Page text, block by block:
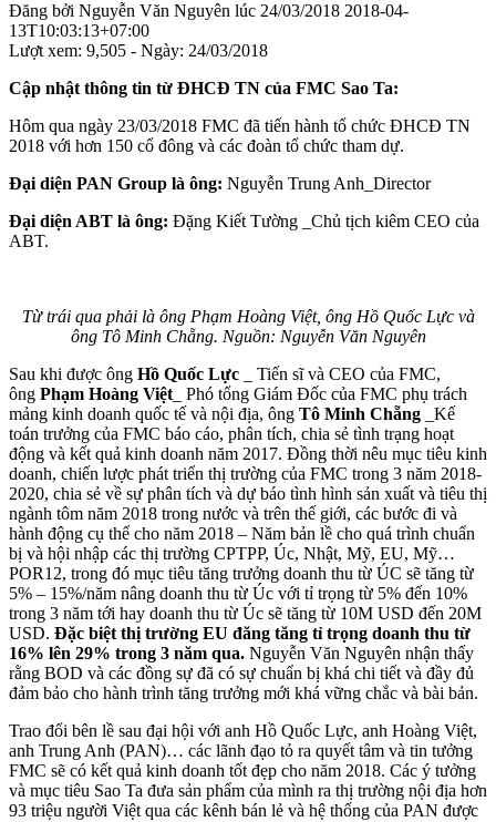
Đăng bởi Nguyễn Văn Nguyên lúc 24/03/2018 2018-04-
13T10:03:13+07:00
Lượt xem: 9,505 - Ngày: 24/03/2018
Cập nhật thông tin từ ĐHCĐ TN của FMC Sao Ta:
Hôm qua ngày 23/03/2018 FMC đã tiến hành tổ chức ĐHCĐ TN
2018 với hơn 150 cổ đông và các đoàn tổ chức tham dự.
Đại diện PAN Group là ông: Nguyễn Trung Anh_Director
Đại diện ABT là ông: Đặng Kiết Tường _Chủ tịch kiêm CEO của
ABT.
Từ trái qua phải là ông Phạm Hoàng Việt, ông Hồ Quốc Lực và
ông Tô Minh Chẵng. Nguồn: Nguyễn Văn Nguyên
Sau khi được ông Hồ Quốc Lực _ Tiến sĩ và CEO của FMC,
ông Phạm Hoàng Việt _ Phó tổng Giám Đốc của FMC phụ trách
mảng kinh doanh quốc tế và nội địa, ông Tô Minh Chẵng _Kế
toán trưởng của FMC báo cáo, phân tích, chia sẻ tình trạng hoạt
động và kết quả kinh doanh năm 2017. Đồng thời nêu mục tiêu kinh
doanh, chiến lược phát triển thị trường của FMC trong 3 năm 2018-
2020, chia sẻ về sự phân tích và dự báo tình hình sản xuất và tiêu thị
ngành tôm năm 2018 trong nước và trên thế giới, các bước đi và
hành động cụ thể cho năm 2018 – Năm bản lề cho quá trình chuẩn
bị và hội nhập các thị trường CPTPP, Úc, Nhật, Mỹ, EU, Mỹ…
POR12, trong đó mục tiêu tăng trưởng doanh thu từ ÚC sẽ tăng từ
5% – 15%/năm nâng doanh thu từ Úc với tỉ trọng từ 5% đến 10%
trong 3 năm tới hay doanh thu từ Úc sẽ tăng từ 10M USD đến 20M
USD. Đặc biệt thị trường EU đăng tăng tỉ trọng doanh thu từ
16% lên 29% trong 3 năm qua. Nguyễn Văn Nguyên nhận thấy
rằng BOD và các đồng sự đã có sự chuẩn bị khá chi tiết và đầy đủ
đảm bảo cho hành trình tăng trưởng mới khá vững chắc và bài bản.
Trao đổi bên lề sau đại hội với anh Hồ Quốc Lực, anh Hoàng Việt,
anh Trung Anh (PAN)… các lãnh đạo tỏ ra quyết tâm và tin tưởng
FMC sẽ có kết quả kinh doanh tốt đẹp cho năm 2018. Các ý tưởng
và mục tiêu Sao Ta đưa sản phẩm của mình ra thị trường nội địa hơn
93 triệu người Việt qua các kênh bán lẻ và hệ thống của PAN được